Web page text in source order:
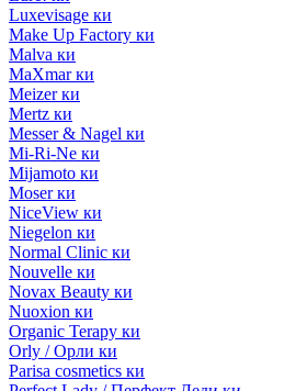
Luxevisage ки
Make Up Factory ки
Malva ки
MaXmar ки
Meizer ки
Mertz ки
Messer & Nagel ки
Mi-Ri-Ne ки
Mijamoto ки
Moser ки
NiceView ки
Niegelon ки
Normal Clinic ки
Nouvelle ки
Novax Beauty ки
Nuoxion ки
Organic Terapy ки
Orly / Орли ки
Parisa cosmetics ки